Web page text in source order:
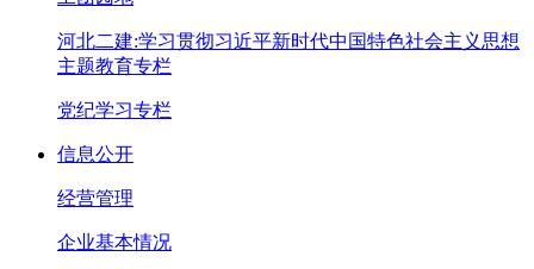
河北二建:学习贯彻习近平新时代中国特色社会主义思想
主题教育专栏
党纪学习专栏
信息公开
经营管理
企业基本情况